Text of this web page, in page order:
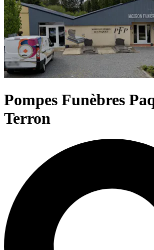
Pompes Funèbres
Terron